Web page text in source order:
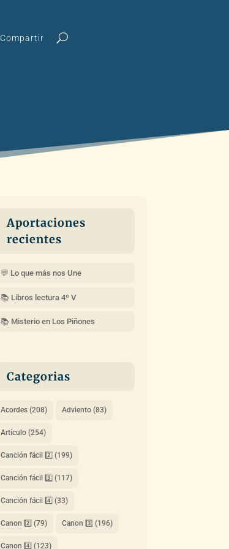
Compartir
Aportaciones
recientes
💬 Lo que más nos Une
📚 Libros lectura 4º V
📚 Misterio en Los Piñones
Categorias
Acordes(208) Adviento(83)
Artículo(254)
Canción fácil 2️⃣ (199)
Canción fácil 3️⃣ (117)
Canción fácil 4️⃣ (33)
Canon 2️⃣ (79) Canon 3️⃣ (196)
Canon 4️⃣ (123)